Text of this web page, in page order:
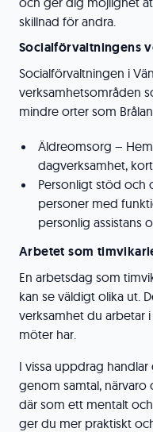
skillnad för andra.
Socialförvaltningens
Socialförvaltningen i
verksamhetsområden
mindre orter som
Äldreomsorg –
dagverksamhet,
Personligt stöd och
personer med
personlig assistans
Arbetet som
En arbetsdag som
kan se väldigt olika ut.
verksamhet du arbetar
möter har.
I vissa uppdrag
genom samtal,
där som ett mentalt
ger du mer praktiskt